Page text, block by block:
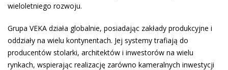
wieloletniego rozwoju.
Grupa VEKA działa globalnie, posiadając zakłady produkcyjne i
oddziały na wielu kontynentach. Jej systemy trafiają do
producentów stolarki, architektów i inwestorów na wielu
rynkach, wspierając realizację zarówno kameralnych inwestycji